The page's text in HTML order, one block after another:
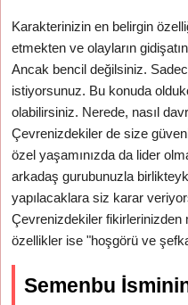
Karakterinizin en belirgin
etmekten ve olayların
Ancak bencil değilsiniz.
istiyorsunuz. Bu konuda
olabilirsiniz. Nerede, nasıl
Çevrenizdekiler de size
özel yaşamınızda da lider
arkadaş gurubunuzla
yapılacaklara siz karar
Çevrenizdekiler fikirlerinizden
özellikler ise "hoşgörü ve
Semenbu